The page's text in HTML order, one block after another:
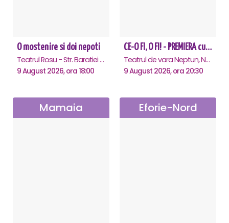
O mostenire si doi nepoti
Teatrul Rosu - Str. Baratiei 31, Bucuresti
9 August 2026, ora 18:00
CE-O FI, O FI! - PREMIERA cu Doru Octavian Dumitru - Neptun
Teatrul de vara Neptun, Neptun
9 August 2026, ora 20:30
Mamaia Eforie-Nord